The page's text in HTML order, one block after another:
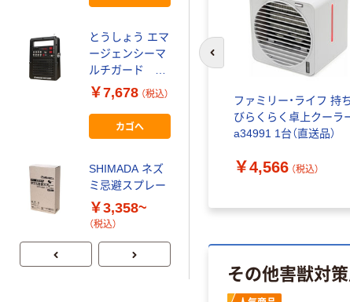
ファミリー・ライフ 持
びらくらく卓上クーラ
a34991 1台（直送品）
￥4,566 （税込）
前のスライドへ
その他害獣対
EVERSAFE（直
とうしょう エマ
ージェンシーマ
ルチガード 熊
対策SOSサイレ
ン付多機能ソー
ラーバッテリ
ー BGー110 1
￥7,678 （税込）
カゴへ
SHIMADA ネズ
ミ忌避スプレー
￥3,358~
（税込）
個（直送品）
カゴへ
住化エンバイロ
メンタルサイエ
ン
￥6,303~
（税込）